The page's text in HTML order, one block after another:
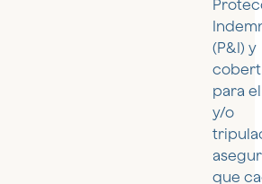
(P&I) y
para
y/o
que